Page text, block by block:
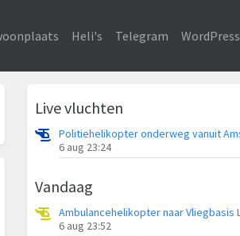
Heli's Telegram WordPress
Live vluchten
6 aug 23:24
Vandaag
6 aug 23:52